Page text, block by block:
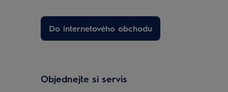
Do internetového obchodu
Objednejte si servis